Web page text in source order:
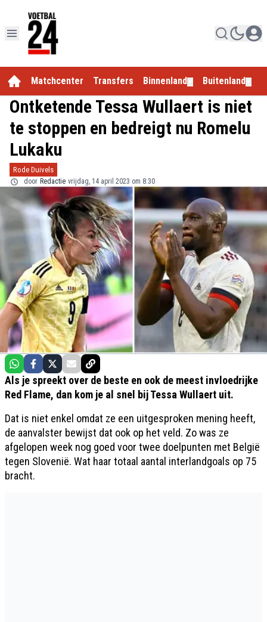
Matchcenter Transfers Binnenland Buitenland
Ontketende Tessa Wullaert is niet
te stoppen en bedreigt nu Romelu
Lukaku
Rode Duivels
door Redactie vrijdag, 14 april 2023 om 8:30
Als je spreekt over de beste en ook de meest invloedrijke
Red Flame, dan kom je al snel bij Tessa Wullaert uit.
Dat is niet enkel omdat ze een uitgesproken mening heeft,
de aanvalster bewijst dat ook op het veld. Zo was ze
afgelopen week nog goed voor twee doelpunten met België
tegen Slovenië. Wat haar totaal aantal interlandgoals op 75
bracht.